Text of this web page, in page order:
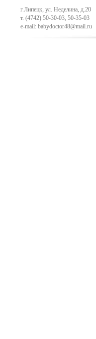
г.Липецк, ул. Неделина, д.20
т. (4742) 50-30-03, 50-35-03
e-mail: babydoctor48@mail.ru